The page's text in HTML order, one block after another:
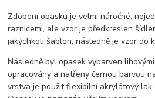
Zdobení opasku je velmi náročné,
raznicemi, ale vzor je předkreslen
jakýchkoli šablon, následně je vzor do
Následně byl opasek vybarven
opracovány a natřeny černou barvou
vrstva je použit flexibilní akrylátový lak